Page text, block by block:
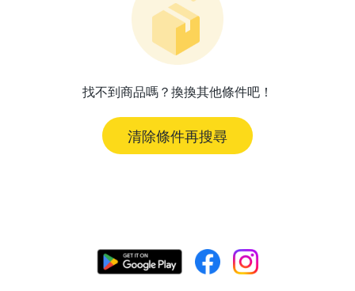
找不到商品嗎？換換其他條件吧！
清除條件再搜尋